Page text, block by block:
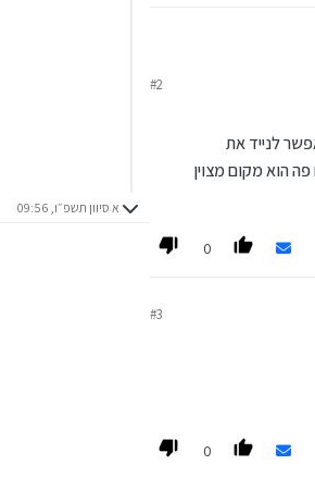
#2
לנייד את
הוא מקום מצוין
0
#3
0
א סיוון תשפ״ו, 09:56